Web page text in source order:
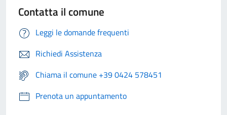
Contatta il comune
Leggi le domande frequenti
Richiedi Assistenza
Chiama il comune +39 0424 578451
Prenota un appuntamento